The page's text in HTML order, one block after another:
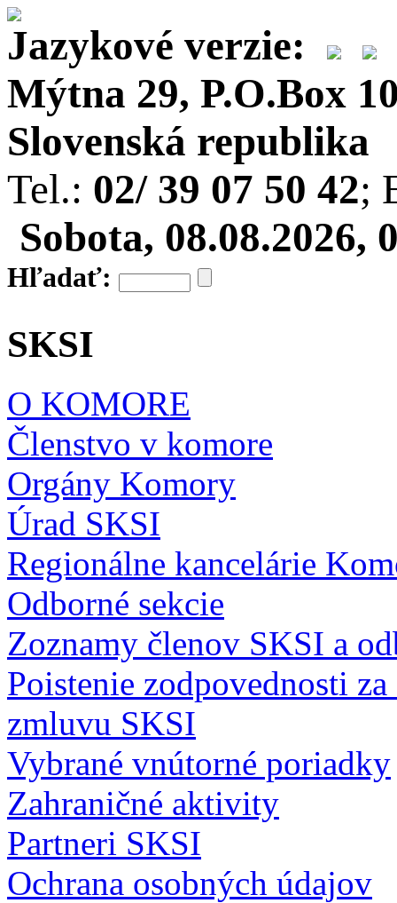
Jazykové verzie:
Mýtna 29, P.O.Box
Slovenská republika
Tel.: 02/ 39 07 50 42;
Sobota, 08.08.2026,
Hľadať:
SKSI
O KOMORE
Členstvo v komore
Orgány Komory
Úrad SKSI
Regionálne kancelárie
Odborné sekcie
Zoznamy členov SKSI a
Poistenie zodpovednosti
zmluvu SKSI
Vybrané vnútorné poriadky
Zahraničné aktivity
Partneri SKSI
Ochrana osobných údajov